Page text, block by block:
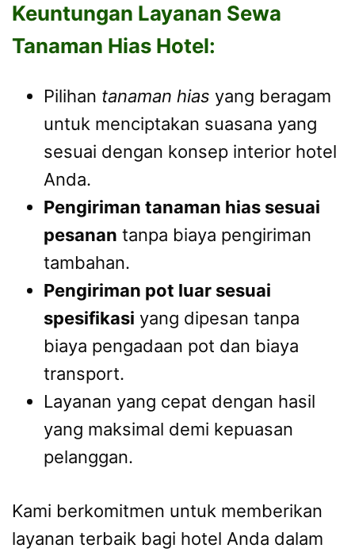
Keuntungan Layanan Sewa
Tanaman Hias Hotel:
Pilihan tanaman hias yang beragam
untuk menciptakan suasana yang
sesuai dengan konsep interior hotel
Anda.
Pengiriman tanaman hias sesuai
pesanan tanpa biaya pengiriman
tambahan.
Pengiriman pot luar sesuai
spesifikasi yang dipesan tanpa
biaya pengadaan pot dan biaya
transport.
Layanan yang cepat dengan hasil
yang maksimal demi kepuasan
pelanggan.
Kami berkomitmen untuk memberikan
layanan terbaik bagi hotel Anda dalam